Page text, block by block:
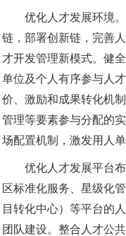
优化人才发展环境。
链，部署创新链，完善
才开发管理新模式。健
单位及个人有序参与人
价、激励和成果转化机
管理等要素参与分配的
场配置机制，激发用人
优化人才发展平台布
区标准化服务、星级化
目转化中心）等平台的
团队建设。整合人才公